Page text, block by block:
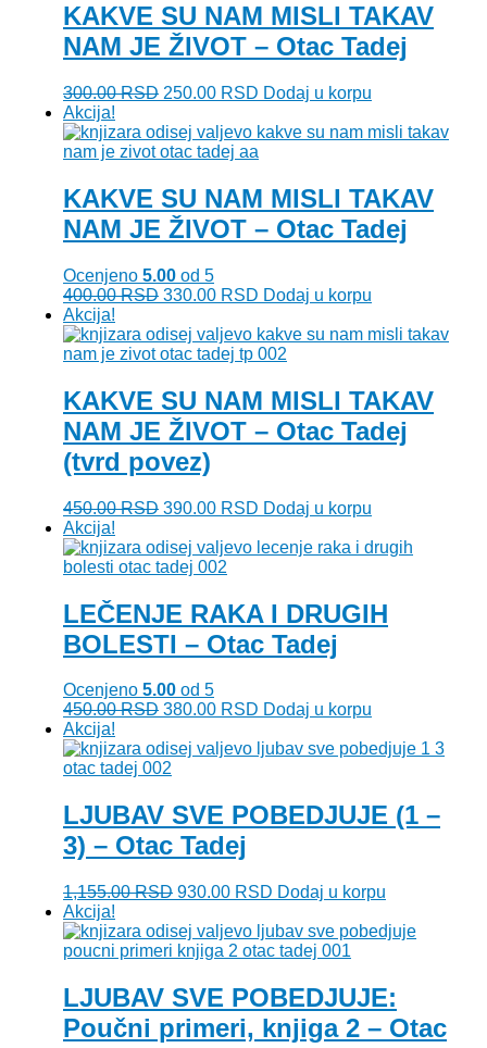
KAKVE SU NAM MISLI TAKAV
NAM JE ŽIVOT – Otac Tadej
300.00RSD Originalna
je
bila:
250.00 RSD Trenutna
je:
Dodaj u korpu
Akcija!
KAKVE SU NAM MISLI TAKAV
NAM JE ŽIVOT – Otac Tadej
Ocenjeno 5.00 od 5
400.00RSD Originalna
je
bila:
330.00 RSD Trenutna
je:
330.00 RSD.
Dodaj u korpu
Akcija!
KAKVE SU NAM MISLI TAKAV
NAM JE ŽIVOT – Otac Tadej
(tvrd povez)
450.00RSD Originalna
je
bila:
390.00 RSD Trenutna
je:
Dodaj u korpu
Akcija!
LEČENJE RAKA I DRUGIH
BOLESTI – Otac Tadej
Ocenjeno 5.00 od 5
450.00RSD Originalna
je
bila:
380.00 RSD Trenutna
je:
Dodaj u korpu
Akcija!
LJUBAV SVE POBEDJUJE (1 –
3) – Otac Tadej
1,155.00RSD Originalna
je
bila:
930.00 RSD Trenutna
je:
930.00 RSD.
Dodaj u korpu
Akcija!
LJUBAV SVE POBEDJUJE:
Poučni primeri, knjiga 2 – Otac